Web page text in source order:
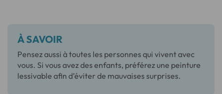
À SAVOIR
Pensez aussi à toutes les personnes qui vivent avec
vous. Si vous avez des enfants, préférez une peinture
lessivable afin d’éviter de mauvaises surprises.